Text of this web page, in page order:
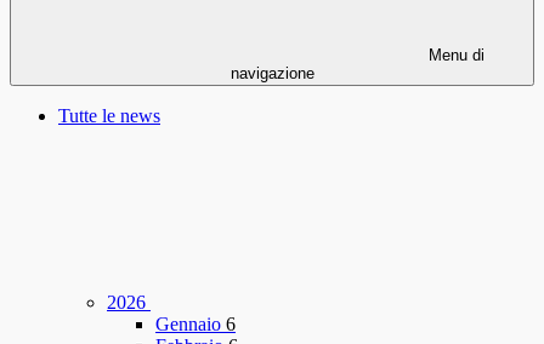
Menu di
navigazione
Tutte le news
2026
Gennaio 6